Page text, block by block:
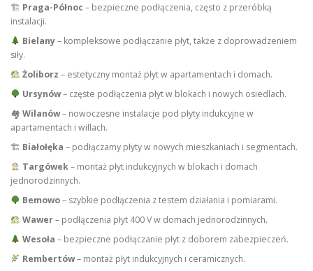
🏗 Praga-Północ – bezpieczne podłączenia, często z przeróbką
instalacji.
Bielany– kompleksowe podłączanie płyt, także z doprowadzeniem
siły.
Żoliborz – estetyczny montaż płyt w apartamentach i domach.
Ursynów– częste podłączenia płyt w blokach i nowych osiedlach.
🏘 Wilanów– nowoczesne instalacje pod płyty indukcyjne w
apartamentach i willach.
🏗 Białołęka – podłączamy płyty w nowych mieszkaniach i segmentach.
Targówek– montaż płyt indukcyjnych w blokach i domach
jednorodzinnych.
Bemowo– szybkie podłączenia z testem działania i pomiarami.
Wawer– podłączenia płyt 400 V w domach jednorodzinnych.
Wesoła – bezpieczne podłączanie płyt z doborem zabezpieczeń.
Rembertów– montaż płyt indukcyjnych i ceramicznych.